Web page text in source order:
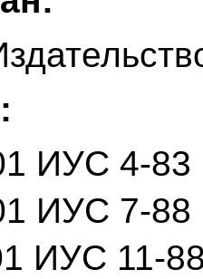
ИУС 4-83
ИУС 7-88
ИУС 11-